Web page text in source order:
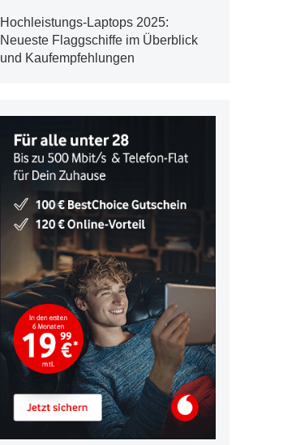
Hochleistungs-Laptops 2025:
Neueste Flaggschiffe im Überblick
und Kaufempfehlungen